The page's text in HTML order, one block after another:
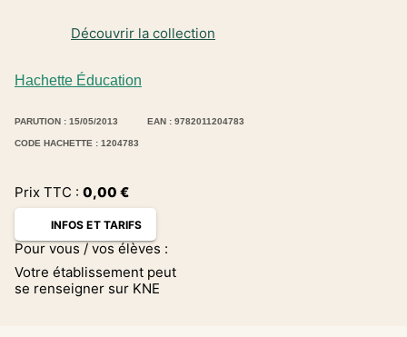
Hachette Éducation
Découvrir la collection
PARUTION : 15/05/2013 EAN : 9782011204783
CODE HACHETTE : 1204783
Prix TTC : 0,00 €
INFOS ET TARIFS
Pour vous / vos élèves :
Votre établissement peut
se renseigner sur KNE